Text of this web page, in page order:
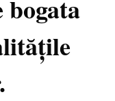
bogata